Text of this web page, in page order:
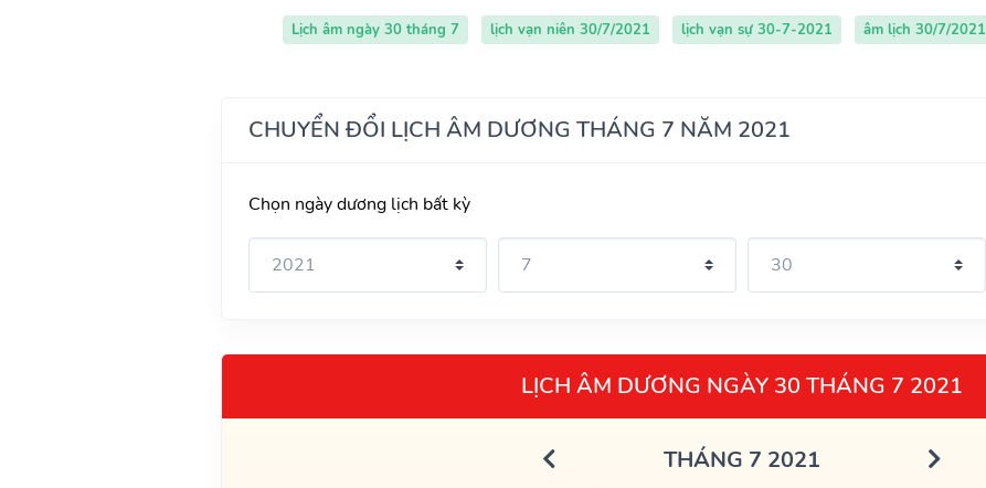
Lịch âm ngày 30 tháng 7 lịch vạn niên 30/7/2021 lịch vạn sự 30-7-2021 âm lịch 30/7/2021
CHUYỂN ĐỔI LỊCH ÂM DƯƠNG THÁNG 7 NĂM 2021
Chọn ngày dương lịch bất kỳ
LỊCH ÂM DƯƠNG NGÀY 30 THÁNG 7 2021
THÁNG 7 2021